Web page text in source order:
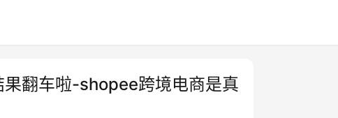
翻车啦-shopee跨境电商是真